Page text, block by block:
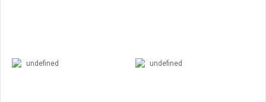
undefined undefined